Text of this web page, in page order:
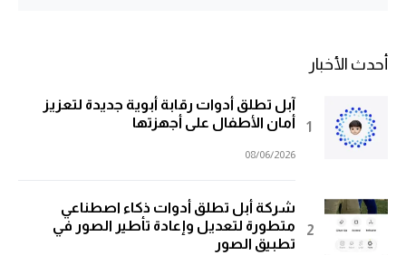
أحدث الأخبار
آبل تطلق أدوات رقابة أبوية جديدة لتعزيز
أمان الأطفال على أجهزتها
08/06/2026
شركة أبل تطلق أدوات ذكاء اصطناعي
متطورة لتعديل وإعادة تأطير الصور في
تطبيق الصور